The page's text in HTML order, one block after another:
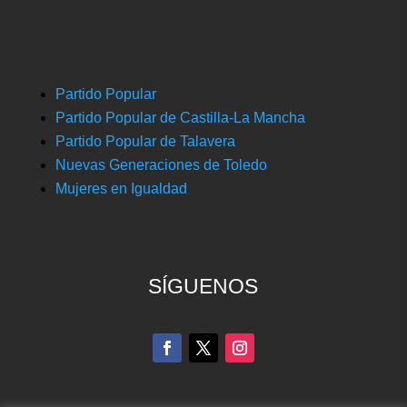
Partido Popular
Partido Popular de Castilla-La Mancha
Partido Popular de Talavera
Nuevas Generaciones de Toledo
Mujeres en Igualdad
SÍGUENOS